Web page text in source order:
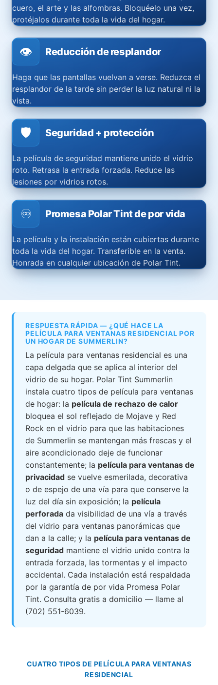
cuero, el arte y las alfombras. Bloquéelo una vez,
protéjalos durante toda la vida del hogar.
👁️ Reducción de resplandor
Haga que las pantallas vuelvan a verse. Reduzca el
resplandor de la tarde sin perder la luz natural ni la
vista.
🛡️ Seguridad + protección
La película de seguridad mantiene unido el vidrio
roto. Retrasa la entrada forzada. Reduce las
lesiones por vidrios rotos.
♾️ Promesa Polar Tint de por vida
La película y la instalación están cubiertas durante
toda la vida del hogar. Transferible en la venta.
Honrada en cualquier ubicación de Polar Tint.
RESPUESTA RÁPIDA — ¿QUÉ HACE LA
PELÍCULA PARA VENTANAS RESIDENCIAL POR
UN HOGAR DE SUMMERLIN?
La película para ventanas residencial es una
capa delgada que se aplica al interior del
vidrio de su hogar. Polar Tint Summerlin
instala cuatro tipos de película para ventanas
de hogar: la película de rechazo de calor
bloquea el sol reflejado de Mojave y Red
Rock en el vidrio para que las habitaciones
de Summerlin se mantengan más frescas y el
aire acondicionado deje de funcionar
constantemente; la película para ventanas de
privacidad se vuelve esmerilada, decorativa
o de espejo de una vía para que conserve la
luz del día sin exposición; la película
perforada da visibilidad de una vía a través
del vidrio para ventanas panorámicas que
dan a la calle; y la película para ventanas de
seguridad mantiene el vidrio unido contra la
entrada forzada, las tormentas y el impacto
accidental. Cada instalación está respaldada
por la garantía de por vida Promesa Polar
Tint. Consulta gratis a domicilio — llame al
(702) 551-6039.
CUATRO TIPOS DE PELÍCULA PARA VENTANAS
RESIDENCIAL